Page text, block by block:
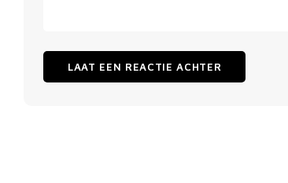
LAAT EEN REACTIE ACHTER